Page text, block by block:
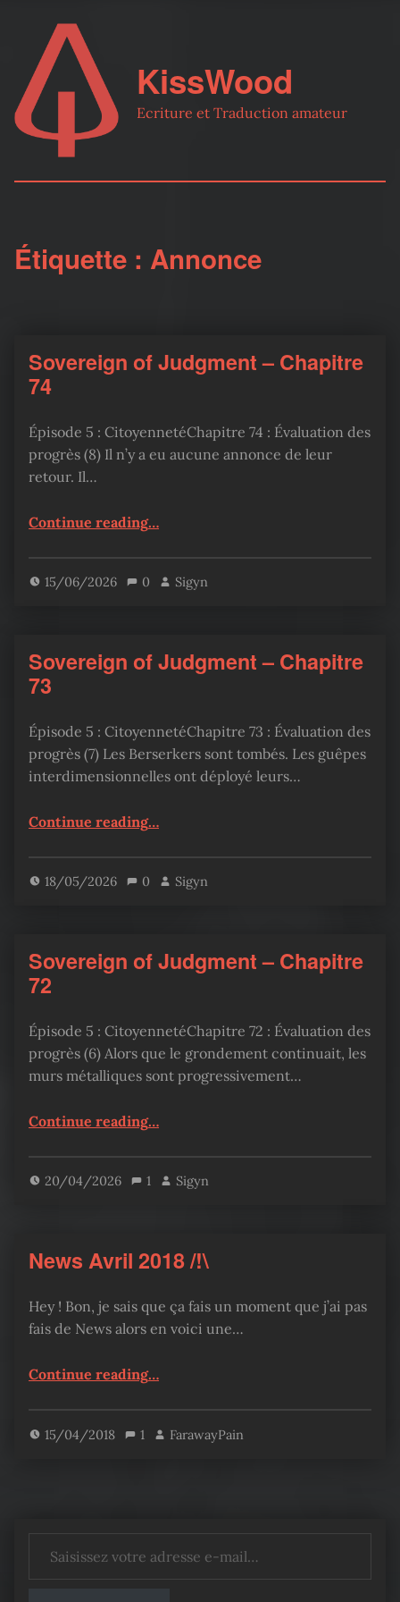
KissWood
Ecriture et Traduction amateur
Étiquette : Annonce
Sovereign of Judgment – Chapitre
74
Épisode 5 : CitoyennetéChapitre 74 : Évaluation des
progrès (8) Il n’y a eu aucune annonce de leur
retour. Il…
Continue reading“Sovereign of Judgment – Chapitre 74”
…
15/06/2026 0 Sigyn
Sovereign of Judgment – Chapitre
73
Épisode 5 : CitoyennetéChapitre 73 : Évaluation des
progrès (7) Les Berserkers sont tombés. Les guêpes
interdimensionnelles ont déployé leurs…
Continue reading“Sovereign of Judgment – Chapitre 73”
…
18/05/2026 0 Sigyn
Sovereign of Judgment – Chapitre
72
Épisode 5 : CitoyennetéChapitre 72 : Évaluation des
progrès (6) Alors que le grondement continuait, les
murs métalliques sont progressivement…
Continue reading“Sovereign of Judgment – Chapitre 72”
…
20/04/2026 1 Sigyn
News Avril 2018 /!\
Hey ! Bon, je sais que ça fais un moment que j’ai pas
fais de News alors en voici une…
Continue reading…
15/04/2018 1 FarawayPain